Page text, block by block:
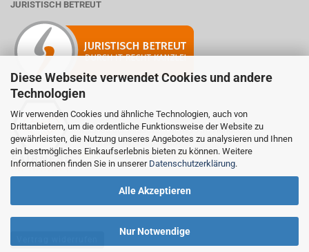
Diese Webseite verwendet Cookies und andere
Technologien
Wir verwenden Cookies und ähnliche Technologien, auch von
Drittanbietern, um die ordentliche Funktionsweise der Website zu
gewährleisten, die Nutzung unseres Angebotes zu analysieren und Ihnen
ein bestmögliches Einkaufserlebnis bieten zu können. Weitere
Informationen finden Sie in unserer Datenschutzerklärung.
Alle Akzeptieren
Nur Notwendige
JURISTISCH BETREUT
Mitglied der Initiative "Fairness im Handel".
Informationen zur Initiative:
https://www.fairness-im-handel.de